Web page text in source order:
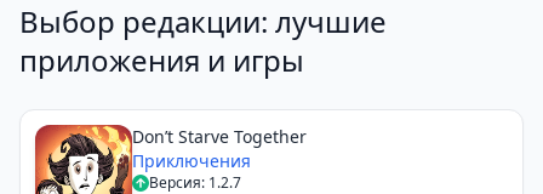
Выбор редакции: лучшие
приложения и игры
Don’t Starve Together
Приключения
Версия: 1.2.7